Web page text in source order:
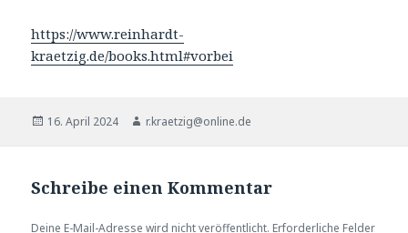
https://www.reinhardt-
kraetzig.de/books.html#vorbei
Veröffentlicht
16. April 2024 Autor
r.kraetzig@online.de
Schreibe einen Kommentar
Deine E-Mail-Adresse wird nicht veröffentlicht. Erforderliche Felder